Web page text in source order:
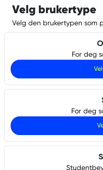
Velg brukertype
Velg den brukertypen som
For deg
For deg